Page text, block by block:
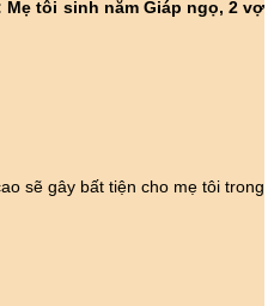
tôi sinh năm Giáp ngọ, 2 vợ
sẽ gây bất tiện cho mẹ tôi trong